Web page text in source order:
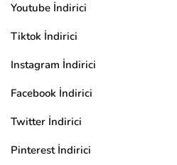
Youtube İndirici
Tiktok İndirici
Instagram İndirici
Facebook İndirici
Twitter İndirici
Pinterest İndirici